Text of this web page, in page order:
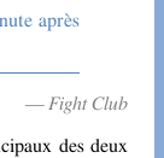
après
— Fight Club